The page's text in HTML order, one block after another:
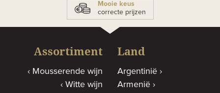
Mooie keus
correcte prijzen
Assortiment
Mousserende wijn
Witte wijn
Land
Argentinië
Armenië